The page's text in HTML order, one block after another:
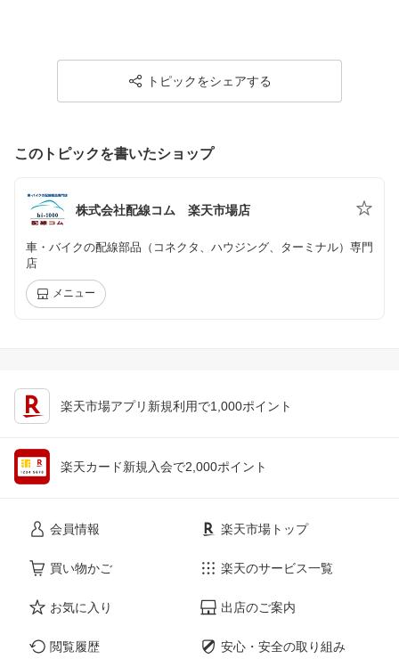
トピックをシェアする
このトピックを書いたショップ
株式会社配線コム 楽天市場店
車・バイクの配線部品（コネクタ、ハウジング、ターミナル）専門
店
メニュー
楽天市場アプリ新規利用で1,000ポイント
楽天カード新規入会で2,000ポイント
会員情報
買い物かご
お気に入り
閲覧履歴
楽天市場トップ
楽天のサービス一覧
出店のご案内
安心・安全の取り組み